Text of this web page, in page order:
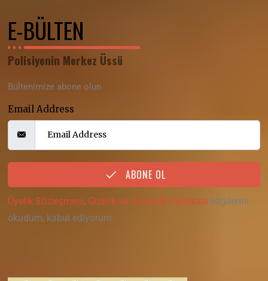
E-BÜLTEN
Polisiyenin Merkez Üssü
Bültenimize abone olun
Email Address
ABONE OL
Üyelik Sözleşmesi, Gizlilik ve Güvenlik Politikası bilgilerini
okudum, kabul ediyorum.